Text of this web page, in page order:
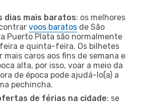
dias mais baratos: os melhores
voos baratos de São
Puerto Plata são normalmente
e quinta-feira. Os bilhetes
mais caros aos fins de semana e
alta, por isso, voar a meio da
de época pode ajudá-lo(a) a
pechincha.
de férias na cidade: se